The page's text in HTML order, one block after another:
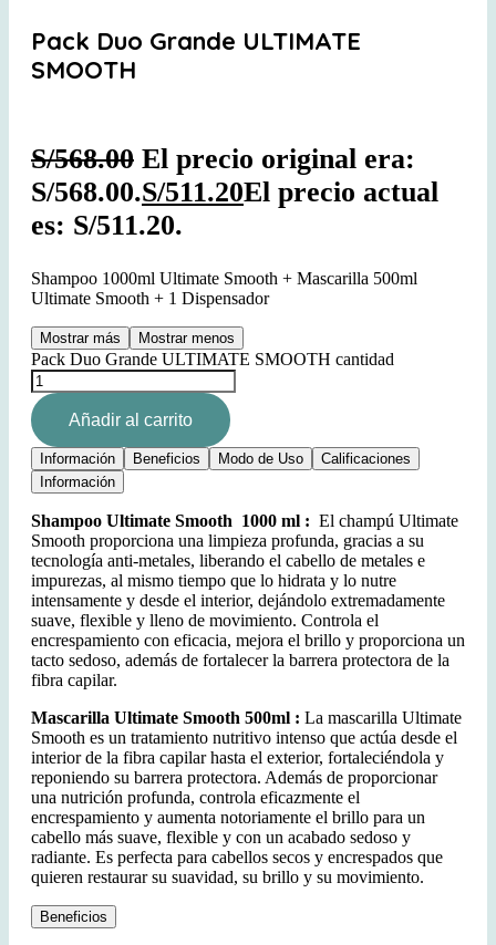
Pack Duo Grande ULTIMATE
SMOOTH
S/568.00 El precio original era:
S/568.00.S/511.20El precio actual
es: S/511.20.
Shampoo 1000ml Ultimate Smooth + Mascarilla 500ml
Ultimate Smooth + 1 Dispensador
Mostrar más Mostrar menos
Pack Duo Grande ULTIMATE SMOOTH cantidad
Añadir al carrito
Información Beneficios Modo de Uso
Calificaciones
Información
Shampoo Ultimate Smooth 1000 ml : El champú Ultimate
Smooth proporciona una limpieza profunda, gracias a su
tecnología anti-metales, liberando el cabello de metales e
impurezas, al mismo tiempo que lo hidrata y lo nutre
intensamente y desde el interior, dejándolo extremadamente
suave, flexible y lleno de movimiento. Controla el
encrespamiento con eficacia, mejora el brillo y proporciona un
tacto sedoso, además de fortalecer la barrera protectora de la
fibra capilar.
Mascarilla Ultimate Smooth 500ml : La mascarilla Ultimate
Smooth es un tratamiento nutritivo intenso que actúa desde el
interior de la fibra capilar hasta el exterior, fortaleciéndola y
reponiendo su barrera protectora. Además de proporcionar
una nutrición profunda, controla eficazmente el
encrespamiento y aumenta notoriamente el brillo para un
cabello más suave, flexible y con un acabado sedoso y
radiante. Es perfecta para cabellos secos y encrespados que
quieren restaurar su suavidad, su brillo y su movimiento.
Beneficios